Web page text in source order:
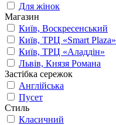
Для жінок
Магазин
Київ, Воскресенський
Київ, ТРЦ «Smart Plaza»
Київ, ТРЦ «Аладдін»
Львів, Князя Романа
Застібка сережок
Англійська
Пусет
Стиль
Класичний